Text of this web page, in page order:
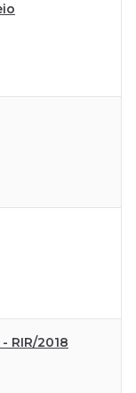
RIR/2018